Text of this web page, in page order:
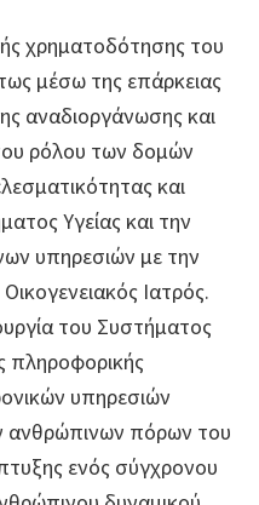
χρηματοδότησης του
μέσω της επάρκειας
αναδιοργάνωσης και
ρόλου των δομών
και
Υγείας και την
υπηρεσιών με την
Ιατρός.
του Συστήματος
πληροφορικής
υπηρεσιών
ανθρώπινων πόρων του
ενός σύγχρονου